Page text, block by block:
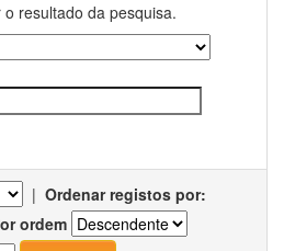
resultado da pesquisa.
| Ordenar registos por:
ordem